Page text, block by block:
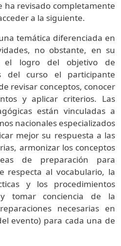
ha revisado completamente
a la siguiente.
temática diferenciada en
no obstante, en su
el logro del objetivo de
del curso el participante
revisar conceptos, conocer
y aplicar criterios. Las
están vinculadas a
nacionales especializados
mejor su respuesta a las
armonizar los conceptos
de preparación para
respecta al vocabulario, la
y los procedimientos
tomar conciencia de la
necesarias en
evento) para cada una de